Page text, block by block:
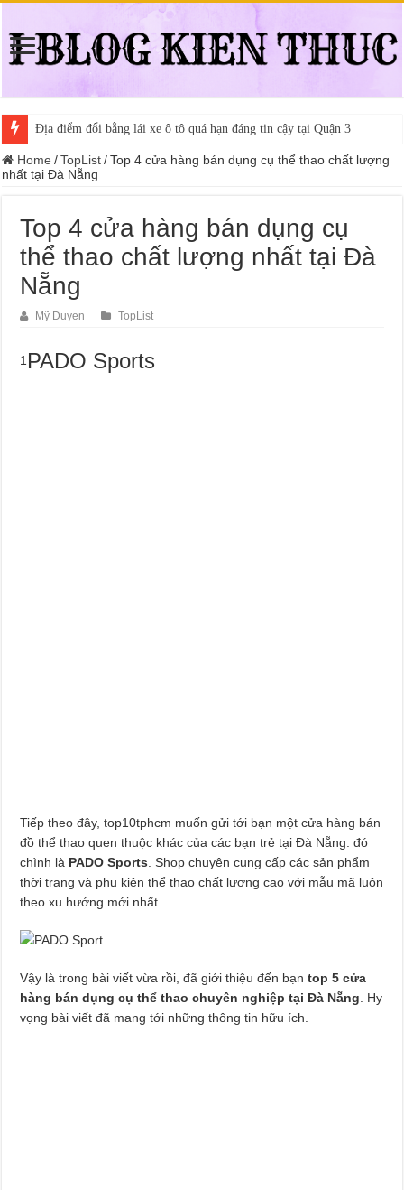
Địa điểm đổi bằng lái xe ô tô quá hạn đáng tin cậy tại Quận 3
Home / TopList / Top 4 cửa hàng bán dụng cụ thể thao chất lượng
nhất tại Đà Nẵng
Top 4 cửa hàng bán dụng cụ
thể thao chất lượng nhất tại Đà
Nẵng
Mỹ Duyen TopList
1 PADO Sports
Tiếp theo đây, top10tphcm muốn gửi tới bạn một cửa hàng bán
đồ thể thao quen thuộc khác của các bạn trẻ tại Đà Nẵng: đó
chình là PADO Sports . Shop chuyên cung cấp các sản phẩm
thời trang và phụ kiện thể thao chất lượng cao với mẫu mã luôn
theo xu hướng mới nhất.
Vậy là trong bài viết vừa rồi,đã giới thiệu đến bạntop 5 cửa
hàng bán dụng cụ thể thao chuyên nghiệp tại Đà Nẵng . Hy
vọng bài viết đã mang tới những thông tin hữu ích.